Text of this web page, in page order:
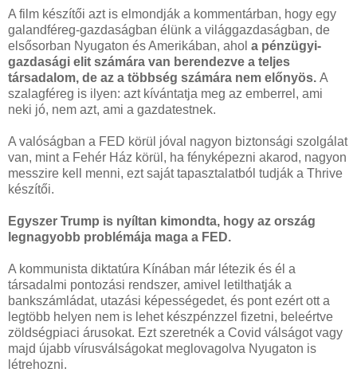
A film készítői azt is elmondják a kommentárban, hogy egy
galandféreg-gazdaságban élünk a világgazdaságban, de
elsősorban Nyugaton és Amerikában, ahol a pénzügyi-
gazdasági elit számára van berendezve a teljes
társadalom, de az a többség számára nem előnyös. A
szalagféreg is ilyen: azt kívántatja meg az emberrel, ami
neki jó, nem azt, ami a gazdatestnek.
A valóságban a FED körül jóval nagyon biztonsági szolgálat
van, mint a Fehér Ház körül, ha fényképezni akarod, nagyon
messzire kell menni, ezt saját tapasztalatból tudják a Thrive
készítői.
Egyszer Trump is nyíltan kimondta, hogy az ország
legnagyobb problémája maga a FED.
A kommunista diktatúra Kínában már létezik és él a
társadalmi pontozási rendszer, amivel letilthatják a
bankszámládat, utazási képességedet, és pont ezért ott a
legtöbb helyen nem is lehet készpénzzel fizetni, beleértve
zöldségpiaci árusokat. Ezt szeretnék a Covid válságot vagy
majd újabb vírusválságokat meglovagolva Nyugaton is
létrehozni.